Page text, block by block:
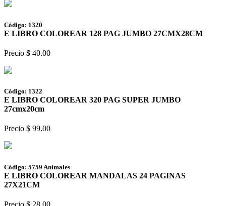
Código: 1320
E LIBRO COLOREAR 128 PAG JUMBO 27CMX28CM
Precio $ 40.00
Código: 1322
E LIBRO COLOREAR 320 PAG SUPER JUMBO
27cmx20cm
Precio $ 99.00
Código: 5759 Animales
E LIBRO COLOREAR MANDALAS 24 PAGINAS
27X21CM
Precio $ 28.00